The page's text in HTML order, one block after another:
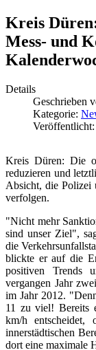
Kreis
Mess- und
Details
Geschrieben
Kategorie:
Kreis Düren: Die
reduzieren und
Absicht, die Polizei
verfolgen.
"Nicht mehr
sind unser Ziel",
die
blickte er auf die
positiven Trends
vergangen Jahr
im Jahr 2012.
11 zu viel! Bereits
km/h entscheidet,
innerstädtischen
dort eine maximale